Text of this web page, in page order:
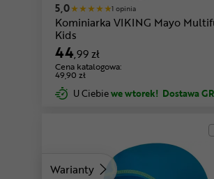
5,0 1 opinia
Kominiarka VIKING Mayo
Kids
44,99 zł
Cena katalogowa:
49,90 zł
U Ciebiewe wtorek! Dostawa
Warianty